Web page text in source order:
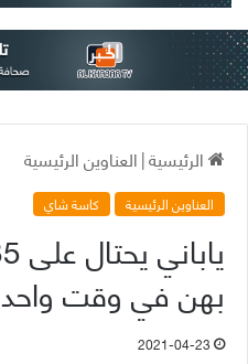
الرئيسية|العناوين الرئيسية
العناوين الرئيسية كاسة شاي
بهن في وقت واحد
2021-04-23